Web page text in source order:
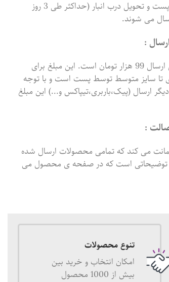
48 ساعته) و یا پست و تحویل درب انبار (حداکثر طی 3 روز
می شوند.
:
حداقل هزینه ی ارسال 99 هزار تومان است. این مبلغ برای
تا سایز متوسط توسط پست است و با توجه
ارسال (پیک،باربری،تیپاکس و...) این مبلغ
:
می کند که تمامی محصولات ارسال شده
و توضیحاتی است که در صفحه ی محصول می
تنوع محصولات
امکان انتخاب و خرید بین
بیش از 1000 محصول